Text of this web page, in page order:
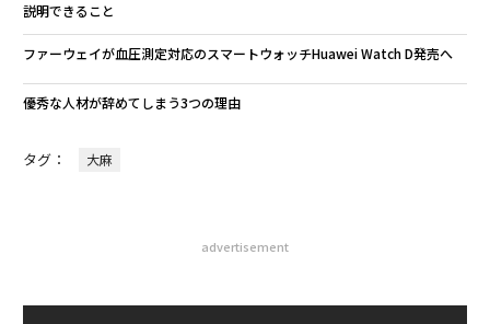
説明できること
ファーウェイが血圧測定対応のスマートウォッチHuawei Watch D発売へ
優秀な人材が辞めてしまう3つの理由
タグ： 大麻
advertisement